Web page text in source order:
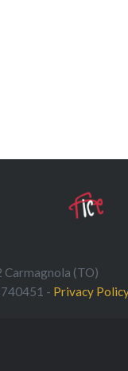
Carmagnola (TO)
- Privacy